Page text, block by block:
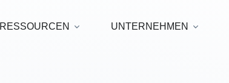
RESSOURCEN UNTERNEHMEN